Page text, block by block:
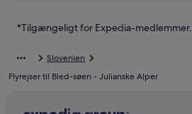
*Tilgængeligt for Expedia-medlemmer.
Slovenien
Flyrejser til Bled-søen - Julianske Alper